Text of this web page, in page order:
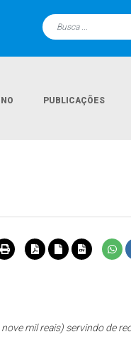
PUBLICAÇÕES
mil reais) servindo de